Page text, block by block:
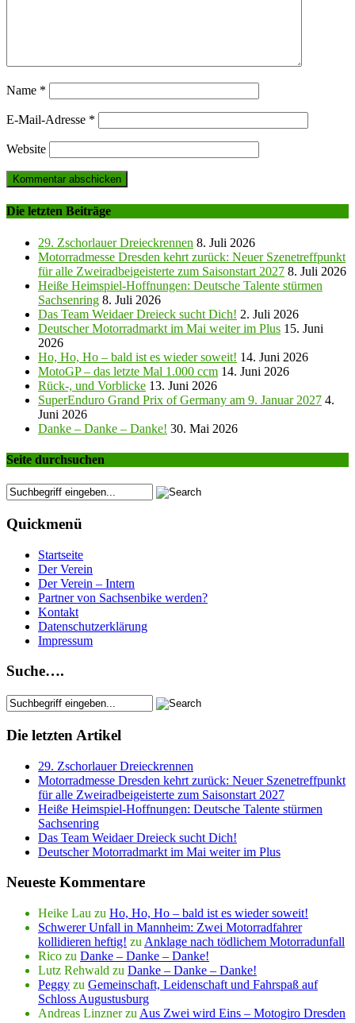
Name *
E-Mail-Adresse *
Website
Die letzten Beiträge
29. Zschorlauer Dreieckrennen 8. Juli 2026
Motorradmesse Dresden kehrt zurück: Neuer Szenetreffpunkt
für alle Zweiradbeigeisterte zum Saisonstart 2027 8. Juli 2026
Heiße Heimspiel-Hoffnungen: Deutsche Talente stürmen
Sachsenring 8. Juli 2026
Das Team Weidaer Dreieck sucht Dich! 2. Juli 2026
Deutscher Motorradmarkt im Mai weiter im Plus 15. Juni
2026
Ho, Ho, Ho – bald ist es wieder soweit! 14. Juni 2026
MotoGP – das letzte Mal 1.000 ccm 14. Juni 2026
Rück-, und Vorblicke 13. Juni 2026
SuperEnduro Grand Prix of Germany am 9. Januar 2027 4.
Juni 2026
Danke – Danke – Danke! 30. Mai 2026
Seite durchsuchen
Quickmenü
Startseite
Der Verein
Der Verein – Intern
Partner von Sachsenbike werden?
Kontakt
Datenschutzerklärung
Impressum
Suche….
Die letzten Artikel
29. Zschorlauer Dreieckrennen
Motorradmesse Dresden kehrt zurück: Neuer Szenetreffpunkt
für alle Zweiradbeigeisterte zum Saisonstart 2027
Heiße Heimspiel-Hoffnungen: Deutsche Talente stürmen
Sachsenring
Das Team Weidaer Dreieck sucht Dich!
Deutscher Motorradmarkt im Mai weiter im Plus
Neueste Kommentare
Heike Lau zu Ho, Ho, Ho – bald ist es wieder soweit!
Schwerer Unfall in Mannheim: Zwei Motorradfahrer
kollidieren heftig! zu Anklage nach tödlichem Motorradunfall
Rico zu Danke – Danke – Danke!
Lutz Rehwald zu Danke – Danke – Danke!
Peggy zu Gemeinschaft, Leidenschaft und Fahrspaß auf
Schloss Augustusburg
Andreas Linznerzu Aus Zwei wird Eins – Motogiro Dresden